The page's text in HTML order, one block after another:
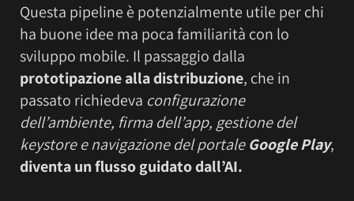
Questa pipeline è potenzialmente utile per chi
ha buone idee ma poca familiarità con lo
sviluppo mobile. Il passaggio dalla
prototipazione alla distribuzione, che in
passato richiedeva configurazione
dell’ambiente, firma dell’app, gestione del
keystore e navigazione del portaleGoogle Play,
diventa un flusso guidato dall’AI.